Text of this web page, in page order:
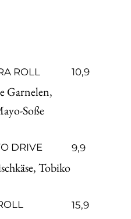
ROLL
Garnelen,
Soße
10,9
DRIVE
Tobiko
9,9
15,9